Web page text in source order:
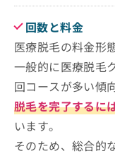
回数と料金
医療脱毛の料金形
一般的に医療脱毛
回コースが多い傾
脱毛を完了するに
います。
そのため、総合的